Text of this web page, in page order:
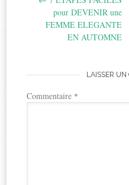
navigation
pour DEVENIR une
FEMME ELEGANTE
EN AUTOMNE
LAISSER
Commentaire *